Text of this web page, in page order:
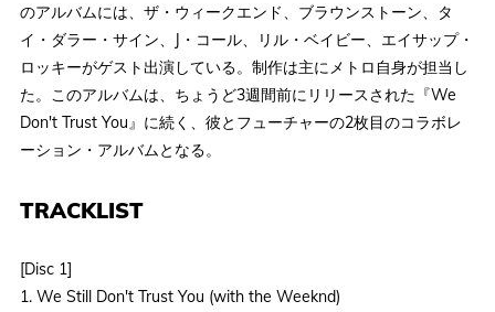
のアルバムには、ザ・ウィークエンド、ブラウンストーン、タ
イ・ダラー・サイン、J・コール、リル・ベイビー、エイサップ・
ロッキーがゲスト出演している。制作は主にメトロ自身が担当し
た。このアルバムは、ちょうど3週間前にリリースされた『We
Don't Trust You』に続く、彼とフューチャーの2枚目のコラボレ
ーション・アルバムとなる。
TRACKLIST
[Disc 1]
1. We Still Don't Trust You (with the Weeknd)